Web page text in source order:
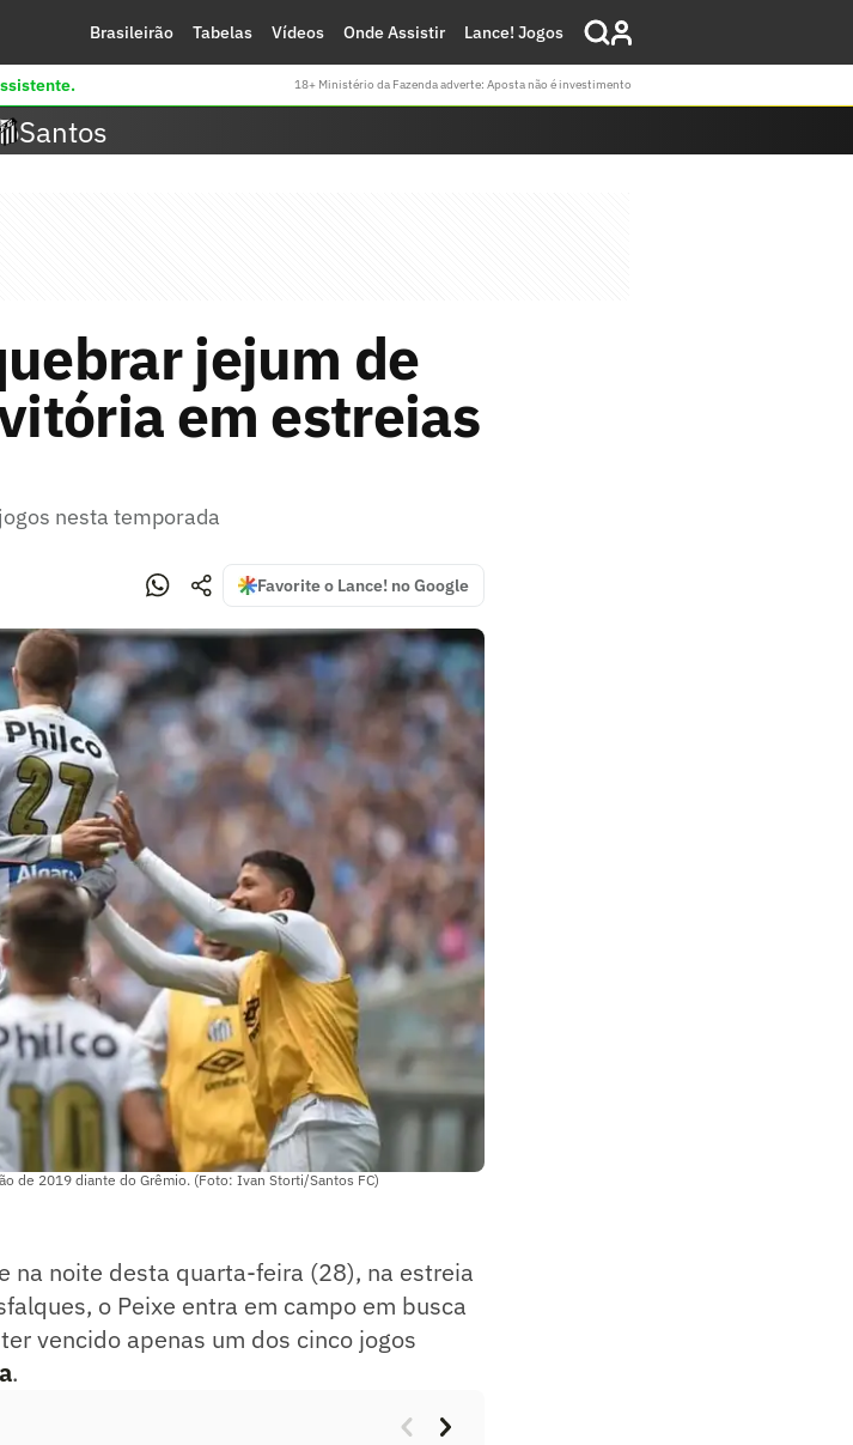
Brasileirão Tabelas Vídeos Onde Assistir Lance! Jogos
18+ Ministério da Fazenda adverte: Aposta não é investimento
Santos
jejum de
em estreias
nesta temporada
Favorite o Lance! no Google
de 2019 diante do Grêmio. (Foto: Ivan Storti/Santos FC)
na noite desta quarta-feira (28), na estreia
o Peixe entra em campo em busca
vencido apenas um dos cinco jogos
.